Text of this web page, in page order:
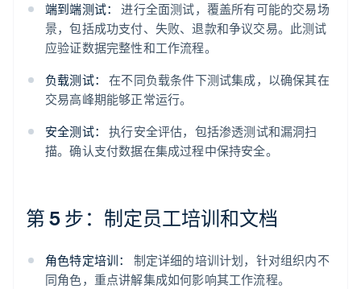
端到端测试：
进行全面测试，覆盖所有可能的交易场
景，包括成功支付、失败、退款和争议交易。此测试
应验证数据完整性和工作流程。
负载测试：
在不同负载条件下测试集成，以确保其在
交易高峰期能够正常运行。
安全测试：
执行安全评估，包括渗透测试和漏洞扫
描。确认支付数据在集成过程中保持安全。
第 5 步：制定员工培训和文档
角色特定培训：
制定详细的培训计划，针对组织内不
同角色，重点讲解集成如何影响其工作流程。